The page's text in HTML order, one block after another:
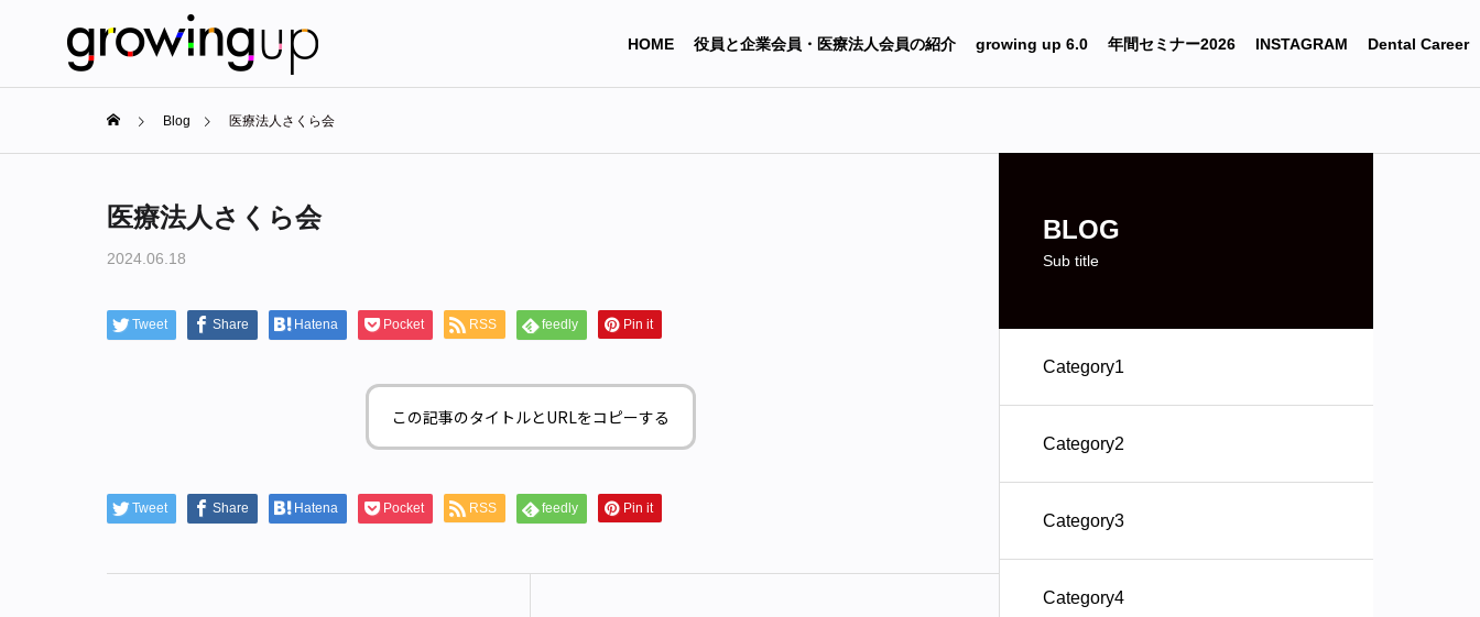
HOME 役員と企業会員・医療法人会員の紹介 growing up 6.0 年間セミナー2026 INSTAGRAM Dental Career
Blog 医療法人さくら会
医療法人さくら会
2024.06.18
Tweet Share Hatena Pocket RSS feedly Pin it
この記事のタイトルとURLをコピーする
Tweet Share Hatena Pocket RSS feedly Pin it
BLOG
Sub title
Category1
Category2
Category3
Category4